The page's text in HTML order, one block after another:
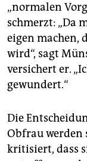
„normalen
schmerzt: „Da
eigen machen,
wird“, sagt
versichert er.
gewundert.“
Die
Obfrau werden
kritisiert, dass